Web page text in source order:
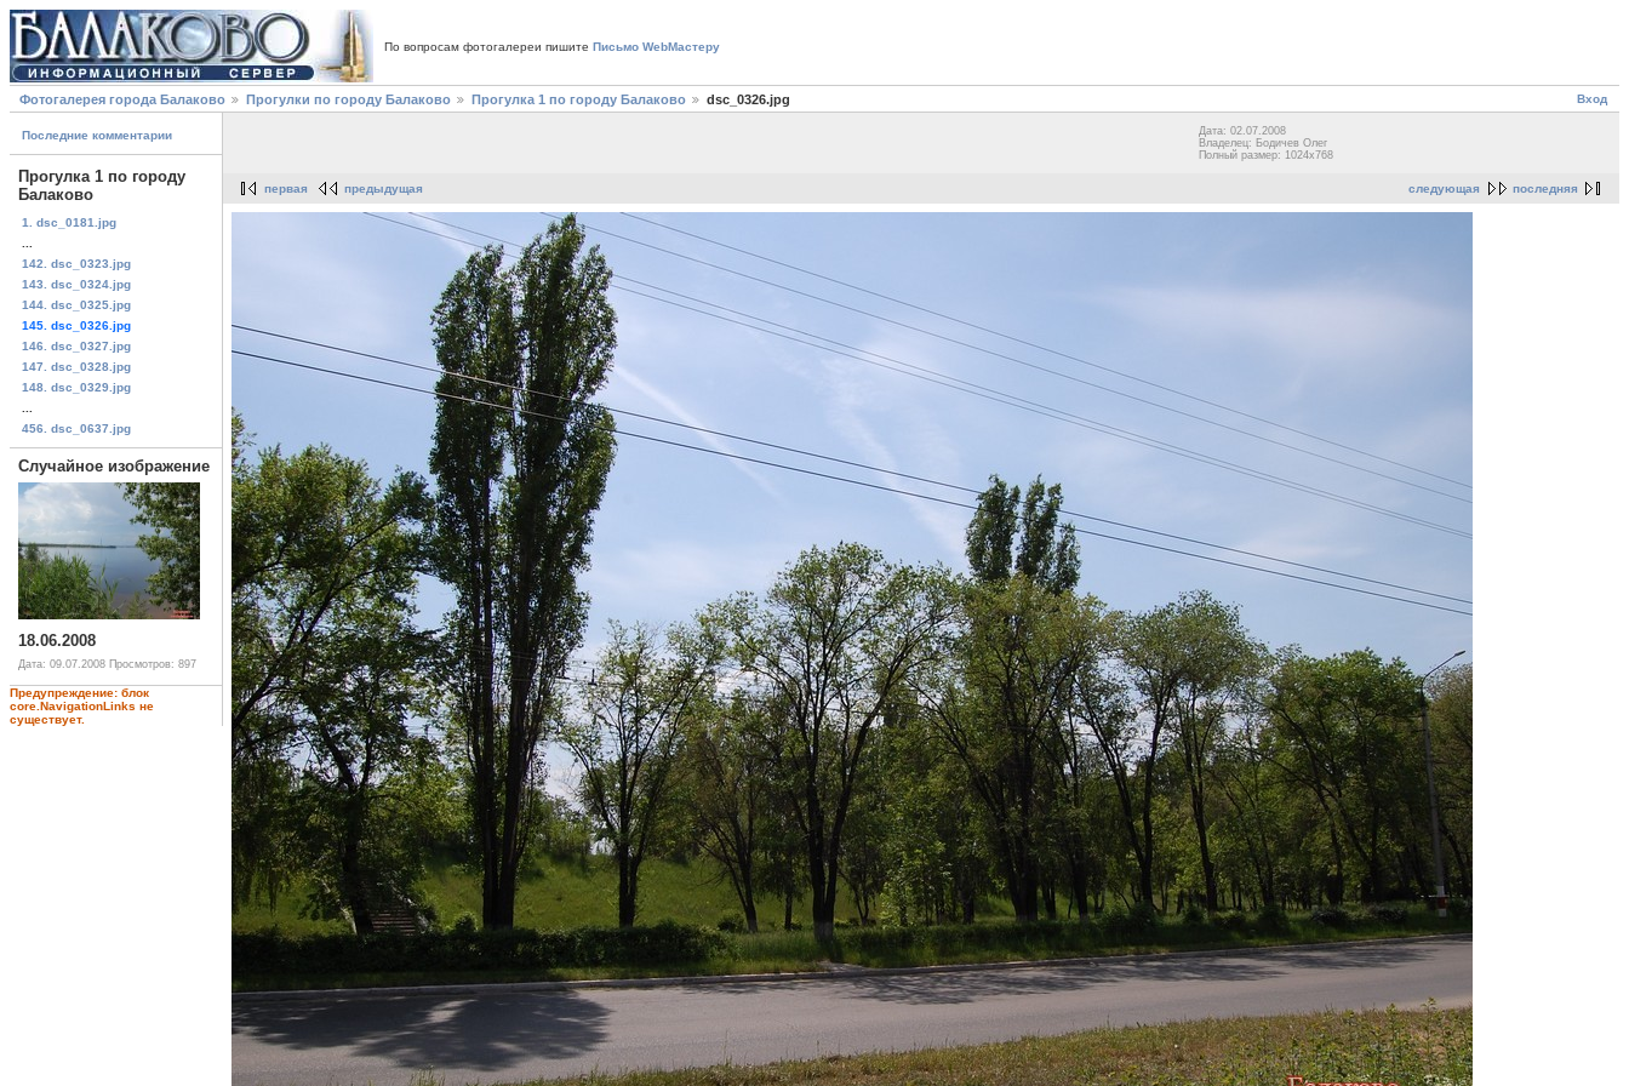
По вопросам фотогалереи пишите Письмо WebМастеру
Вход
Фотогалерея города Балаково Прогулки по городу Балаково Прогулка 1 по городу Балаково dsc_0326.jpg
Последние комментарии
Прогулка 1 по городу
Балаково
1. dsc_0181.jpg
142. dsc_0323.jpg
143. dsc_0324.jpg
144. dsc_0325.jpg
145. dsc_0326.jpg
146. dsc_0327.jpg
147. dsc_0328.jpg
148. dsc_0329.jpg
456. dsc_0637.jpg
Случайное изображение
18.06.2008
Дата: 09.07.2008 Просмотров: 897
Предупреждение: блок
core.NavigationLinks не
существует.
Дата: 02.07.2008
Владелец: Бодичев Олег
Полный размер: 1024x768
следующая последняя
первая предыдущая